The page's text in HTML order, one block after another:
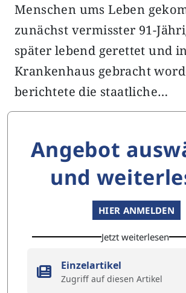
Menschen ums Leben
zunächst vermisster 91-
später lebend gerettet und
Krankenhaus gebracht
berichtete die staatliche…
Angebot
und
HIER ANMELDEN
Jetzt weiterlesen
Einzelartikel
Zugriff auf diesen Artikel